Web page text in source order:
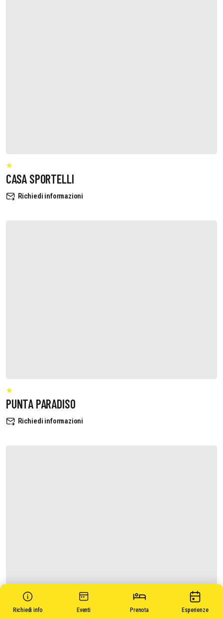
Richiedi info Eventi Prenota Esperienze
CASA SPORTELLI
Richiedi informazioni
PUNTA PARADISO
Richiedi informazioni